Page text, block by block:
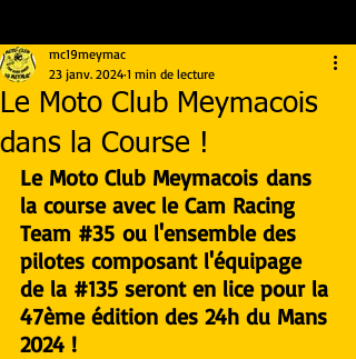
Le Moto Club Meymacois
dans la Course !
mc19meymac
23 janv. 2024 1 min de lecture
Le Moto Club Meymacois dans
la course avec le Cam Racing
Team #35 ou l'ensemble des
pilotes composant l'équipage
de la #135 seront en lice pour la
47ème édition des 24h du Mans
2024 !